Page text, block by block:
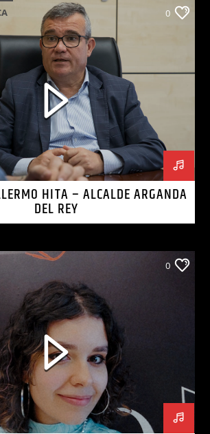
0
HITA – ALCALDE ARGANDA
DEL REY
0